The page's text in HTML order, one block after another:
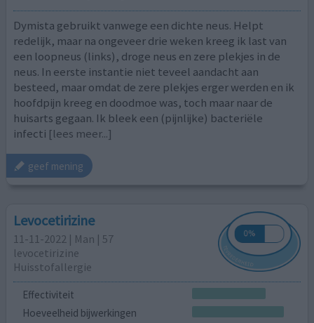
Dymista gebruikt vanwege een dichte neus. Helpt
redelijk, maar na ongeveer drie weken kreeg ik last van
een loopneus (links), droge neus en zere plekjes in de
neus. In eerste instantie niet teveel aandacht aan
besteed, maar omdat de zere plekjes erger werden en ik
hoofdpijn kreeg en doodmoe was, toch maar naar de
huisarts gegaan. Ik bleek een (pijnlijke) bacteriële
infecti [lees meer...]
geef mening
Levocetirizine
11-11-2022 | Man | 57
levocetirizine
Huisstofallergie
Effectiviteit
Hoeveelheid bijwerkingen